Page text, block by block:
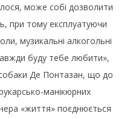
може собі дозволити
при тому експлуатуючи
музикальні алкогольні
буду тебе любити»,
Де Понтазан, що до
манікюрних
«життя» поєднюється